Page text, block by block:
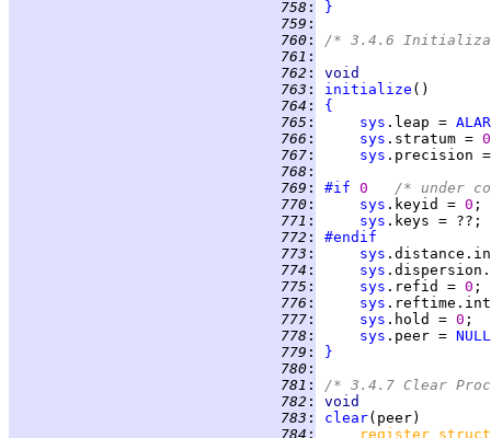
758 :
}
759 :
760 :
/* 3.4.6
761 :
762 :
void
763 : initialize
764 :
{
765 : sys .leap =
766 : sys .stratum = 0
767 : sys .precision
768 :
769 : #if 0
/* under
770 : sys .keyid = 0
771 : sys
772 :
#endif
773 : sys
774 : sys
775 : sys .refid = 0
776 : sys
777 : sys .hold = 0
778 : sys .peer = NULL
779 :
}
780 :
781 :
/* 3.4.7 Clear
782 :
void
783 : clear
784 :
register